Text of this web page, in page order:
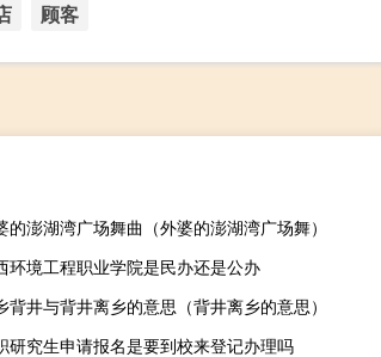
顾客
的澎湖湾广场舞曲（外婆的澎湖湾广场舞）
环境工程职业学院是民办还是公办
背井与背井离乡的意思（背井离乡的意思）
研究生申请报名是要到校来登记办理吗